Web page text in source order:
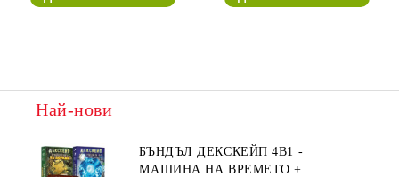
Най-нови
БЪНДЪЛ ДЕКСКЕЙП 4В1 -
МАШИНА НА ВРЕМЕТО +